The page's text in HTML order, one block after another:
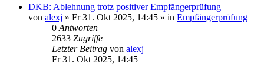
DKB: Ablehnung trotz positiver Empfängerprüfung
von alexj » Fr 31. Okt 2025, 14:45 » in Empfängerprüfung
0 Antworten
2633 Zugriffe
Letzter Beitrag von alexj
Fr 31. Okt 2025, 14:45